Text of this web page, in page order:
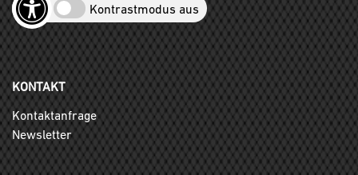
Kontrastmodus aus
KONTAKT
Kontaktanfrage
Newsletter